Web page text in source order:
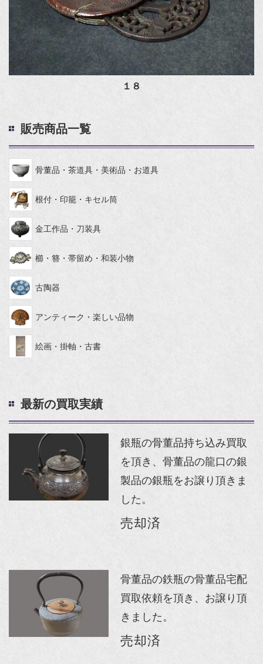
１８
販売商品一覧
骨董品・茶道具・美術品・お道具
根付・印籠・キセル筒
金工作品・刀装具
櫛・簪・帯留め・和装小物
古陶器
アンティーク・楽しい品物
絵画・掛軸・古書
最新の買取実績
銀瓶の骨董品持ち込み買取
を頂き、骨董品の龍口の銀
製品の銀瓶をお譲り頂きま
した。
売却済
骨董品の鉄瓶の骨董品宅配
買取依頼を頂き、お譲り頂
きました。
売却済